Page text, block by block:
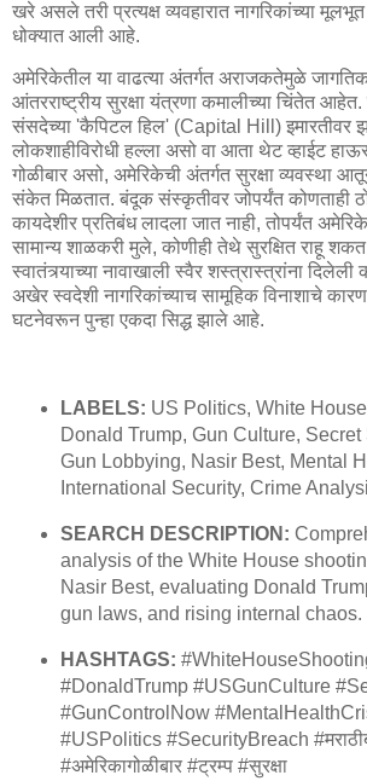
खरे असले तरी प्रत्यक्ष व्यवहारात नागरिकांच्या मूलभूत
धोक्यात आली आहे.
अमेरिकेतील या वाढत्या अंतर्गत अराजकतेमुळे
आंतरराष्ट्रीय सुरक्षा यंत्रणा कमालीच्या चिंतेत आहेत.
संसदेच्या 'कैपिटल हिल' (Capital Hill) इमारतीवर
लोकशाहीविरोधी हल्ला असो वा आता थेट व्हाईट
गोळीबार असो, अमेरिकेची अंतर्गत सुरक्षा व्यवस्था
संकेत मिळतात. बंदूक संस्कृतीवर जोपर्यंत कोणताही
कायदेशीर प्रतिबंध लादला जात नाही, तोपर्यंत
सामान्य शाळकरी मुले, कोणीही तेथे सुरक्षित राहू
स्वातंत्र्याच्या नावाखाली स्वैर शस्त्रास्त्रांना दिलेली
अखेर स्वदेशी नागरिकांच्याच सामूहिक विनाशाचे
घटनेवरून पुन्हा एकदा सिद्ध झाले आहे.
LABELS: US Politics, White
Donald Trump, Gun Culture,
Gun Lobbying, Nasir Best, Mental
International Security, Crime
SEARCH DESCRIPTION:
analysis of the White House
Nasir Best, evaluating Donald
gun laws, and rising internal chaos.
HASHTAGS:
#DonaldTrump #USGunCulture
#GunControlNow
#USPolitics #SecurityBreach
#अमेरिकागोळीबार #ट्रम्प #सुरक्षा